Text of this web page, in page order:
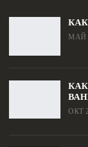
МАЙ
ОКТ